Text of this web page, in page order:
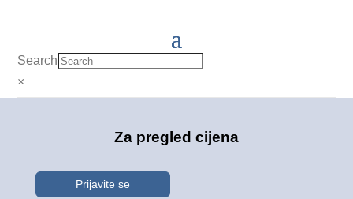
Search
×
Za pregled cijena
Prijavite se